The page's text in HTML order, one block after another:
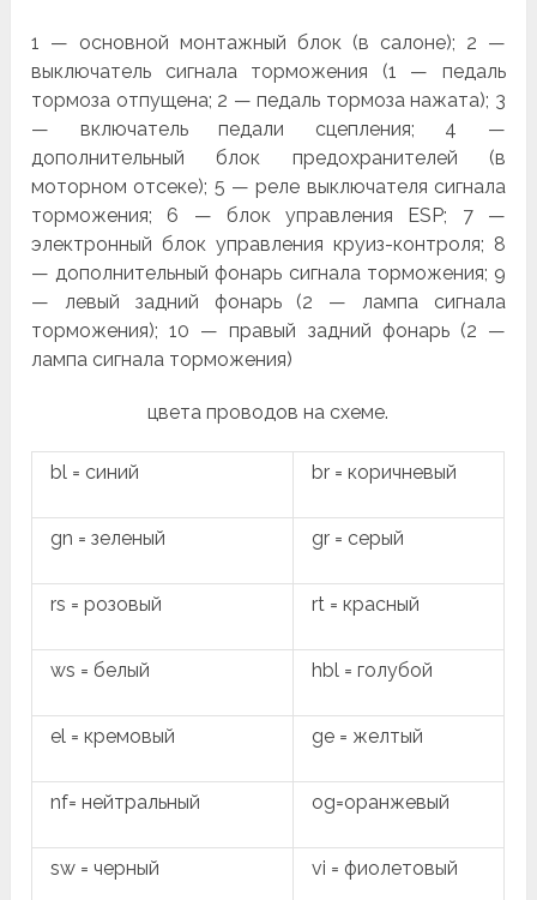
1 — основной монтажный блок (в салоне); 2 —
выключатель сигнала торможения (1 — педаль
тормоза отпущена; 2 — педаль тормоза нажата); 3
— включатель педали сцепления; 4 —
дополнительный блок предохра­нителей (в
моторном отсеке); 5 — реле выключателя сигнала
торможения; 6 — блок управления ESP; 7 —
электронный блок управления круиз-контроля; 8
— дополнительный фонарь сигнала торможения; 9
— левый задний фонарь (2 — лампа сигнала
торможения); 10 — правый задний фонарь (2 —
лампа сигнала торможения)
цвета проводов на схеме.
bl = синий br = коричневый
gn = зеленый gr = серый
rs = розовый rt = красный
ws = белый hbl = голубой
el = кремовый ge = желтый
nf= нейтральный og=оранжевый
sw = черный vi = фиолетовый